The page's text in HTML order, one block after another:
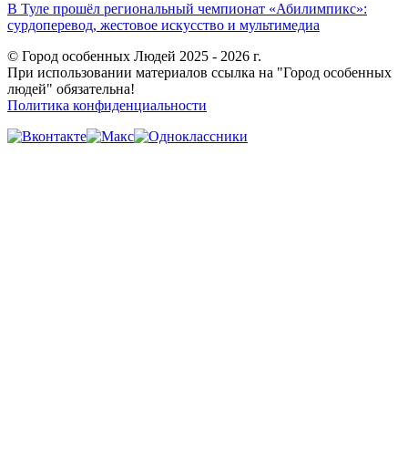
В Туле прошёл региональный чемпионат «Абилимпикс»:
сурдоперевод, жестовое искусство и мультимедиа
© Город особенных Людей 2025 - 2026 г.
При использовании материалов ссылка на "Город особенных
людей" обязательна!
Политика конфиденциальности